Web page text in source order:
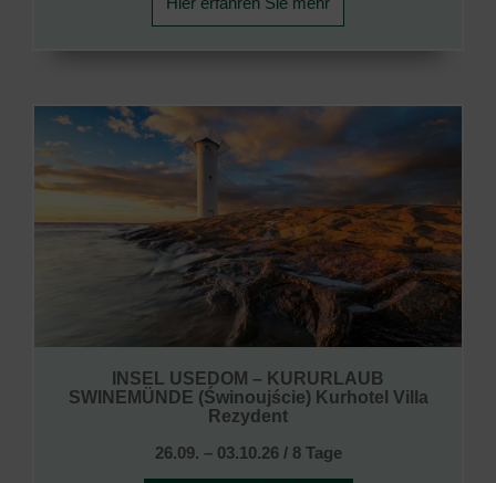
Hier erfahren Sie mehr
INSEL USEDOM – KURURLAUB
SWINEMÜNDE (Świnoujście) Kurhotel Villa
Rezydent
26.09. – 03.10.26 / 8 Tage